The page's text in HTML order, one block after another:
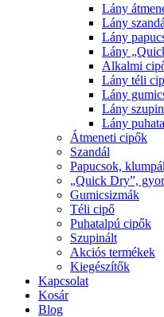
Lány
Lány
Lány
Lány
Alkalmi
Lány téli
Lány
Lány
Lány
Átmeneti cipők
Szandál
Papucsok,
„Quick Dry”,
Gumicsizmák
Téli cipő
Puhatalpú cipők
Szupinált
Akciós termékek
Kiegészítők
Kapcsolat
Kosár
Blog